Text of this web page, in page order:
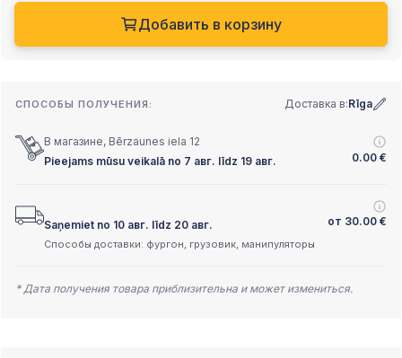
Добавить в корзину
СПОСОБЫ ПОЛУЧЕНИЯ: Доставка в:Rīga
В магазине, Bērzaunes iela 12
Pieejams mūsu veikalā no 7 авг. līdz 19 авг.
0.00 €
Saņemiet no 10 авг. līdz 20 авг. от 30.00 €
Способы доставки: фургон, грузовик, манипуляторы
* Дата получения товара приблизительна и может измениться.